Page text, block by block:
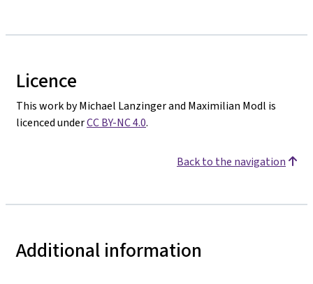
Licence
This work by Michael Lanzinger and Maximilian Modl is
licenced underCC BY-NC 4.0.
Back to the navigation
Additional information